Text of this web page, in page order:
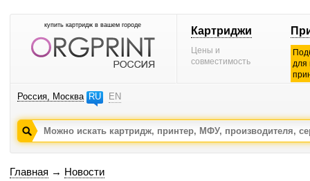
купить картридж в вашем городе Картриджи
Цены и
совместимость
для
Россия, Москва RU EN
Главная → Новости